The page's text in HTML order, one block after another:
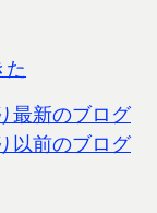
た
最新のブログ
以前のブログ